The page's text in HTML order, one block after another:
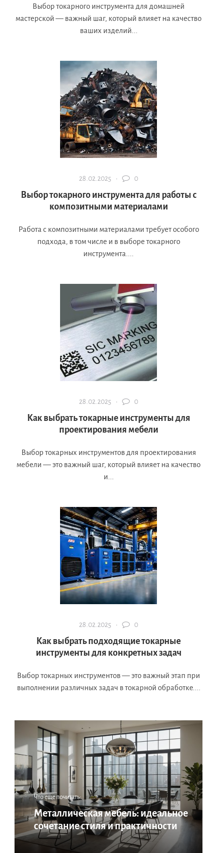
Выбор токарного инструмента для домашней
мастерской — важный шаг, который влияет на качество
ваших изделий...
28.02.2025 · 0
Выбор токарного инструмента для работы с
композитными материалами
Работа с композитными материалами требует особого
подхода, в том числе и в выборе токарного
инструмента....
28.02.2025 · 0
Как выбрать токарные инструменты для
проектирования мебели
Выбор токарных инструментов для проектирования
мебели — это важный шаг, который влияет на качество
и...
28.02.2025 · 0
Как выбрать подходящие токарные
инструменты для конкретных задач
Выбор токарных инструментов — это важный этап при
выполнении различных задач в токарной обработке....
Что еще почитать:
Металлическая мебель: идеальное
сочетание стиля и практичности